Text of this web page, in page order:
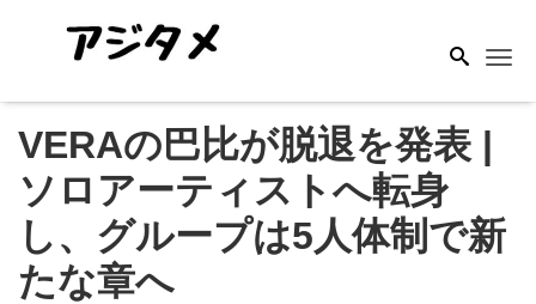
VERAの巴比が脱退を発表 |
ソロアーティストへ転身
し、グループは5人体制で新
たな章へ